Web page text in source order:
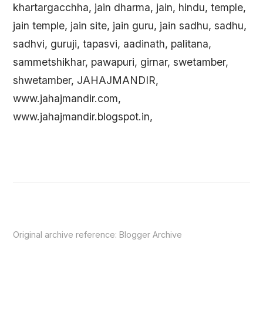
khartargacchha, jain dharma, jain, hindu, temple,
jain temple, jain site, jain guru, jain sadhu, sadhu,
sadhvi, guruji, tapasvi, aadinath, palitana,
sammetshikhar, pawapuri, girnar, swetamber,
shwetamber, JAHAJMANDIR,
www.jahajmandir.com,
www.jahajmandir.blogspot.in,
Original archive reference:Blogger Archive